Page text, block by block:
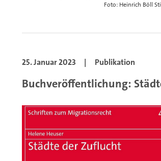
Foto: Heinrich Böll
25. Januar 2023 | Publikation
Buchveröffentlichung: